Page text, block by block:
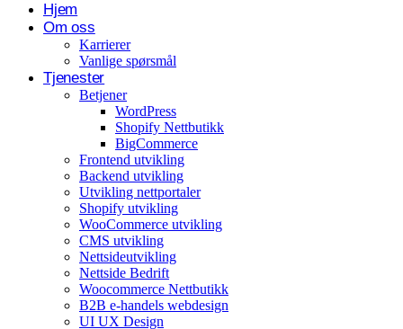
Hjem
Om oss
Karrierer
Vanlige spørsmål
Tjenester
Betjener
WordPress
Shopify Nettbutikk
BigCommerce
Frontend utvikling
Backend utvikling
Utvikling nettportaler
Shopify utvikling
WooCommerce utvikling
CMS utvikling
Nettsideutvikling
Nettside Bedrift
Woocommerce Nettbutikk
B2B e-handels webdesign
UI UX Design
Arrangementer og opplevelser
Eventplanleggere